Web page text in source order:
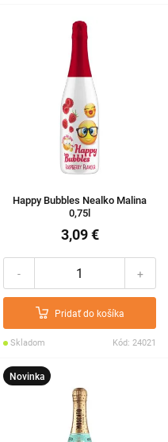
Happy Bubbles Nealko Malina
0,75l
3,09 €
- +
Pridať do košíka
Skladom Kód: 24021
Novinka